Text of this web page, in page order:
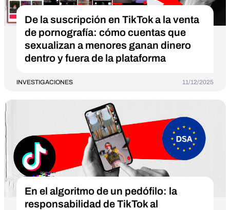
De la suscripción en TikTok a la venta
de pornografía: cómo cuentas que
sexualizan a menores ganan dinero
dentro y fuera de la plataforma
INVESTIGACIONES 11/12/2025
En el algoritmo de un pedófilo: la
responsabilidad de TikTok al